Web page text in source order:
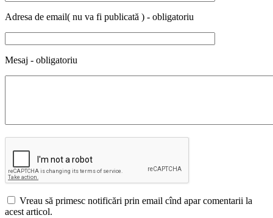
Adresa de email( nu va fi publicată ) - obligatoriu
Mesaj - obligatoriu
Vreau să primesc notificări prin email cînd apar comentarii la
acest articol.